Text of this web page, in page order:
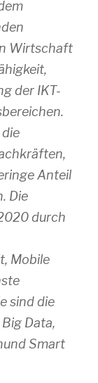
Wirtschaft
der IKT-
Anteil
Die
durch
Mobile
sind die
Data,
Smart